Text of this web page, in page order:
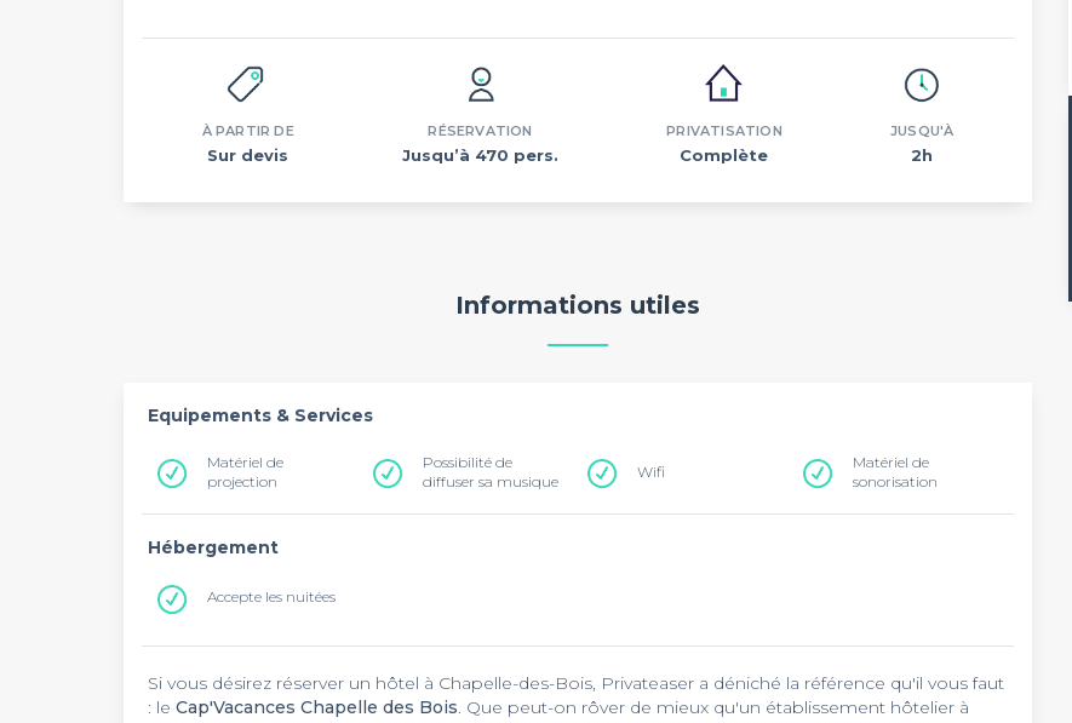
À PARTIR DE
Sur devis
RÉSERVATION
Jusqu’à 470 pers.
PRIVATISATION
Complète
JUSQU'À
2h
Informations utiles
Equipements & Services
Matériel de
projection
Possibilité de
diffuser sa musique
Wifi
Matériel de
sonorisation
Hébergement
Accepte les nuitées
Si vous désirez réserver un hôtel à Chapelle-des-Bois, Privateaser a déniché la référence qu'il vous faut
: le Cap'Vacances Chapelle des Bois. Que peut-on rôver de mieux qu'un établissement hôtelier à